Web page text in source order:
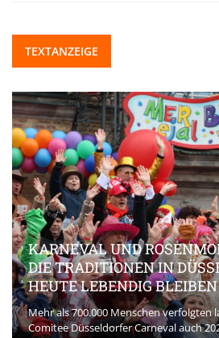
TEXTANZEIGE
KARNEVAL UND
DIE TRADITIONEN IN
HEUTE LEBENDIG BLEIBEN
Mehr als 700.000 Menschen verfolgten
Comitee Düsseldorfer Carneval auch